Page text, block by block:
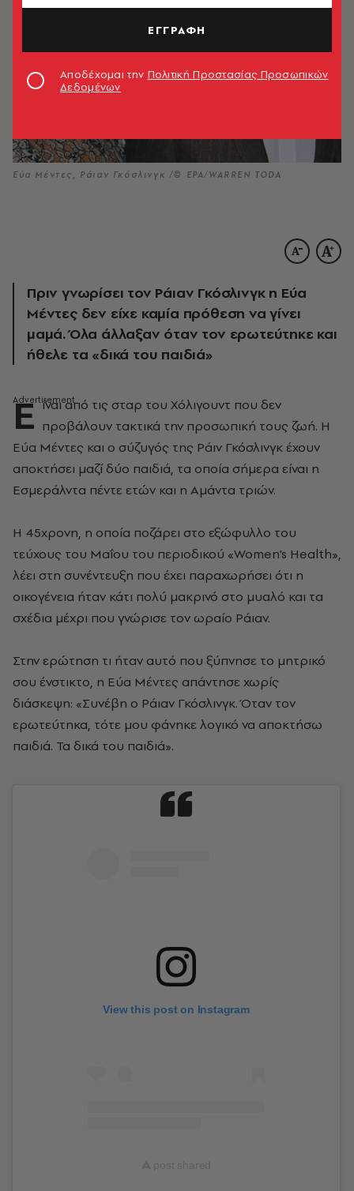
Εύα Μέντες, Ράιαν Γκόσλινγκ /© EPA/WARREN TODA
Πριν γνωρίσει τον Ράιαν Γκόσλινγκ η Εύα
Μέντες δεν είχε καμία πρόθεση να γίνει
μαμά. Όλα άλλαξαν όταν τον ερωτεύτηκε και
ήθελε τα «δικά του παιδιά»
Ε ίναι από τις σταρ του Χόλιγουντ που δεν
προβάλουν τακτικά την προσωπική τους ζωή. Η
Εύα Μέντες και ο σύζυγός της Ράιν Γκόσλινγκ έχουν
αποκτήσει μαζί δύο παιδιά, τα οποία σήμερα είναι η
Εσμεράλντα πέντε ετών και η Αμάντα τριών.
Η 45χρονη, η οποία ποζάρει στο εξώφυλλο του
τεύχους του Μαΐου του περιοδικού «Women's Health»,
λέει στη συνέντευξη που έχει παραχωρήσει ότι η
οικογένεια ήταν κάτι πολύ μακρινό στο μυαλό και τα
σχέδια μέχρι που γνώρισε τον ωραίο Ράιαν.
Στην ερώτηση τι ήταν αυτό που ξύπνησε το μητρικό
σου ένστικτο, η Εύα Μέντες απάντησε χωρίς
διάσκεψη: «Συνέβη ο Ράιαν Γκόσλινγκ. Όταν τον
ερωτεύτηκα, τότε μου φάνηκε λογικό να αποκτήσω
παιδιά. Τα δικά του παιδιά».
View this post on Instagram
ΕΓΓΡΑΦΗ
Αποδέχομαι την Πολιτική Προστασίας Προσωπικών
Δεδομένων